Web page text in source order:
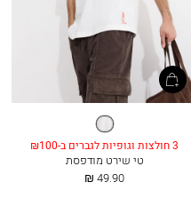
אופוויט
3 חולצות וגופיות לגברים ב-₪100
טי שירט מודפסת
החל
49.90 ₪